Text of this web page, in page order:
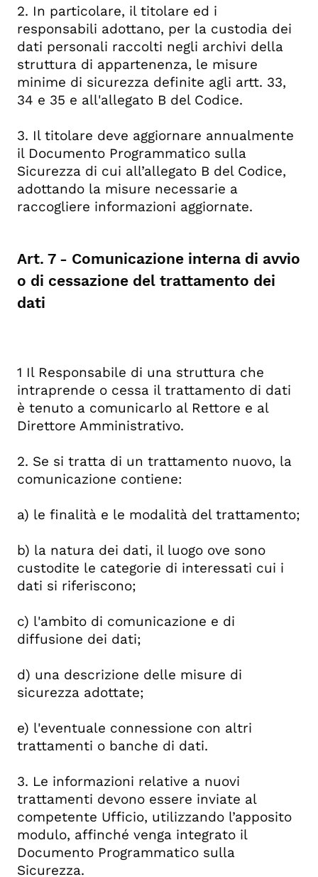
2. In particolare, il titolare ed i
responsabili adottano, per la custodia dei
dati personali raccolti negli archivi della
struttura di appartenenza, le misure
minime di sicurezza definite agli artt. 33,
34 e 35 e all'allegato B del Codice.
3. Il titolare deve aggiornare annualmente
il Documento Programmatico sulla
Sicurezza di cui all’allegato B del Codice,
adottando la misure necessarie a
raccogliere informazioni aggiornate.
Art. 7 - Comunicazione interna di avvio
o di cessazione del trattamento dei
dati
1 Il Responsabile di una struttura che
intraprende o cessa il trattamento di dati
è tenuto a comunicarlo al Rettore e al
Direttore Amministrativo.
2. Se si tratta di un trattamento nuovo, la
comunicazione contiene:
a) le finalità e le modalità del trattamento;
b) la natura dei dati, il luogo ove sono
custodite le categorie di interessati cui i
dati si riferiscono;
c) l'ambito di comunicazione e di
diffusione dei dati;
d) una descrizione delle misure di
sicurezza adottate;
e) l'eventuale connessione con altri
trattamenti o banche di dati.
3. Le informazioni relative a nuovi
trattamenti devono essere inviate al
competente Ufficio, utilizzando l’apposito
modulo, affinché venga integrato il
Documento Programmatico sulla
Sicurezza.